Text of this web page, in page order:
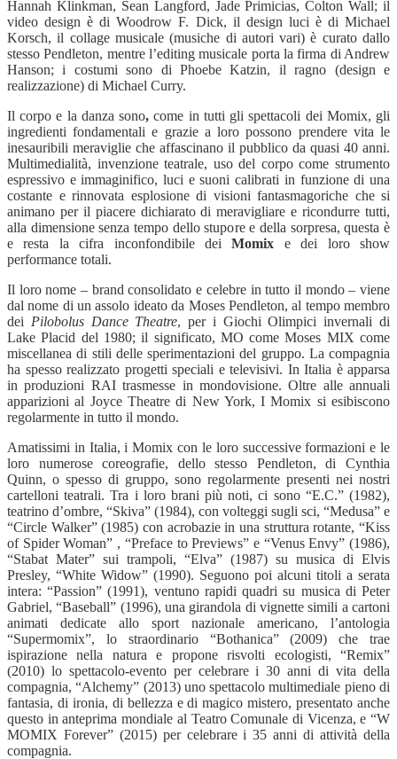
Hannah Klinkman, Sean Langford, Jade Primicias, Colton Wall; il
video design è di Woodrow F. Dick, il design luci è di Michael
Korsch, il collage musicale (musiche di autori vari) è curato dallo
stesso Pendleton, mentre l’editing musicale porta la firma di Andrew
Hanson; i costumi sono di Phoebe Katzin, il ragno (design e
realizzazione) di Michael Curry.
Il corpo e la danza sono,come in tutti gli spettacoli dei Momix, gli
ingredienti fondamentali e grazie a loro possono prendere vita le
inesauribili meraviglie che affascinano il pubblico da quasi 40 anni.
Multimedialità, invenzione teatrale, uso del corpo come strumento
espressivo e immaginifico, luci e suoni calibrati in funzione di una
costante e rinnovata esplosione di visioni fantasmagoriche che si
animano per il piacere dichiarato di meravigliare e ricondurre tutti,
alla dimensione senza tempo dello stupore e della sorpresa, questa è
e resta la cifra inconfondibile deiMomix e dei loro show
performance totali.
Il loro nome – brand consolidato e celebre in tutto il mondo – viene
dal nome di un assolo ideato da Moses Pendleton, al tempo membro
dei Pilobolus Dance Theatre, per i Giochi Olimpici invernali di
Lake Placid del 1980; il significato, MO come Moses MIX come
miscellanea di stili delle sperimentazioni del gruppo. La compagnia
ha spesso realizzato progetti speciali e televisivi. In Italia è apparsa
in produzioni RAI trasmesse in mondovisione. Oltre alle annuali
apparizioni al Joyce Theatre di New York, I Momix si esibiscono
regolarmente in tutto il mondo.
Amatissimi in Italia, i Momix con le loro successive formazioni e le
loro numerose coreografie, dello stesso Pendleton, di Cynthia
Quinn, o spesso di gruppo, sono regolarmente presenti nei nostri
cartelloni teatrali. Tra i loro brani più noti, ci sono “E.C.” (1982),
teatrino d’ombre, “Skiva” (1984), con volteggi sugli sci, “Medusa” e
“Circle Walker” (1985) con acrobazie in una struttura rotante, “Kiss
of Spider Woman” , “Preface to Previews” e “Venus Envy” (1986),
“Stabat Mater” sui trampoli, “Elva” (1987) su musica di Elvis
Presley, “White Widow” (1990). Seguono poi alcuni titoli a serata
intera: “Passion” (1991), ventuno rapidi quadri su musica di Peter
Gabriel, “Baseball” (1996), una girandola di vignette simili a cartoni
animati dedicate allo sport nazionale americano, l’antologia
“Supermomix”, lo straordinario “Bothanica” (2009) che trae
ispirazione nella natura e propone risvolti ecologisti, “Remix”
(2010) lo spettacolo-evento per celebrare i 30 anni di vita della
compagnia, “Alchemy” (2013) uno spettacolo multimediale pieno di
fantasia, di ironia, di bellezza e di magico mistero, presentato anche
questo in anteprima mondiale al Teatro Comunale di Vicenza, e “W
MOMIX Forever” (2015) per celebrare i 35 anni di attività della
compagnia.